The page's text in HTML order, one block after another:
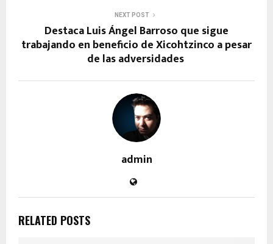
NEXT POST
Destaca Luis Ángel Barroso que sigue
trabajando en beneficio de Xicohtzinco a pesar
de las adversidades
admin
RELATED POSTS